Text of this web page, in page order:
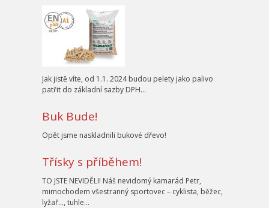
Jak jistě víte, od 1.1. 2024 budou pelety jako palivo
patřit do základní sazby DPH…
Buk Bude!
Opět jsme naskladnili bukové dřevo!
Třísky s příběhem!
TO JSTE NEVIDĚLI! Náš nevidomý kamarád Petr,
mimochodem všestranný sportovec – cyklista, běžec,
lyžař…, tuhle…